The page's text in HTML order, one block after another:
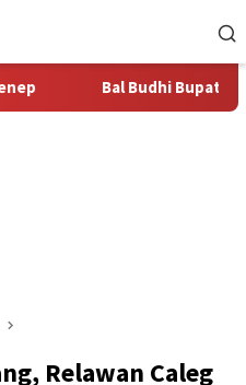
Bal Budhi Bupati Cup
Relawan Caleg